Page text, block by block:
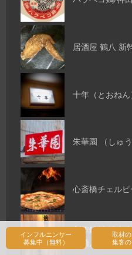
インフルエンサー
募集中（無料）
取材
集客
居酒屋 鶴八 新
十年（とおねん
朱華園 （しゅ
心斎橋チェル
創作鉄板 粉者
本橋人形町